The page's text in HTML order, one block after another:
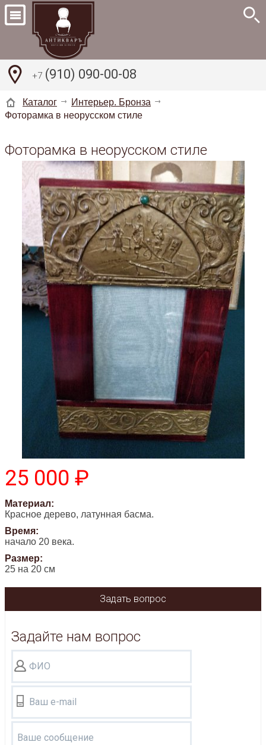
+7 (910) 090-00-08
Каталог
Интерьер. Бронза
Фоторамка в неорусском стиле
Фоторамка в неорусском стиле
25 000 ₽
Материал:
Красное дерево, латунная басма.
Время:
начало 20 века.
Размер:
25 на 20 см
Задать вопрос
Задайте нам вопрос
ФИО
Ваш e-mail
Ваше сообщение